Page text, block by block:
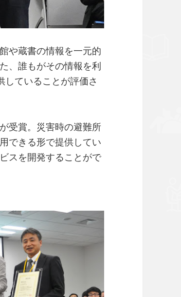
や蔵書の情報を一元的
、誰もがその情報を利
ていることが評価さ
が受賞。災害時の避難所
できる形で提供してい
スを開発することがで